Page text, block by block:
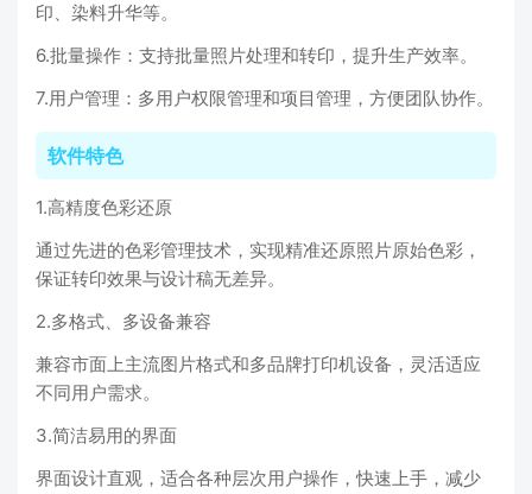
印、染料升华等。
6.批量操作：支持批量照片处理和转印，提升生产效率。
7.用户管理：多用户权限管理和项目管理，方便团队协作。
软件特色
1.高精度色彩还原
通过先进的色彩管理技术，实现精准还原照片原始色彩，
保证转印效果与设计稿无差异。
2.多格式、多设备兼容
兼容市面上主流图片格式和多品牌打印机设备，灵活适应
不同用户需求。
3.简洁易用的界面
界面设计直观，适合各种层次用户操作，快速上手，减少